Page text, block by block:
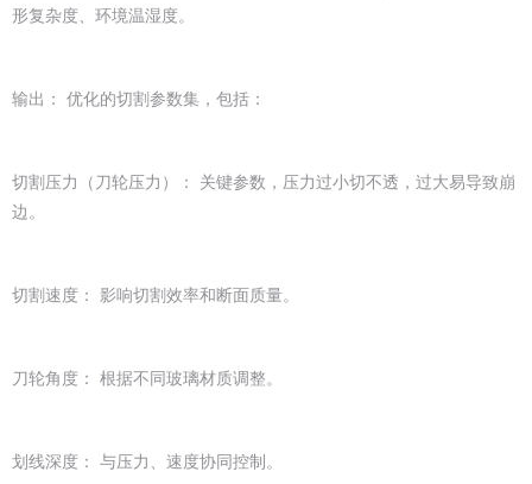
形复杂度、环境温湿度。
输出： 优化的切割参数集，包括：
切割压力（刀轮压力）： 关键参数，压力过小切不透，过大易导致崩
边。
切割速度： 影响切割效率和断面质量。
刀轮角度： 根据不同玻璃材质调整。
划线深度： 与压力、速度协同控制。